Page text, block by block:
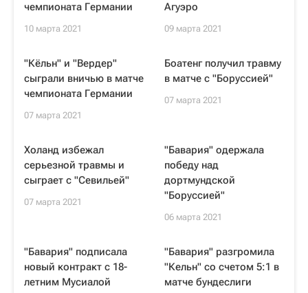
чемпионата Германии
10 марта 2021
Агуэро
09 марта 2021
"Кёльн" и "Вердер"
сыграли вничью в матче
чемпионата Германии
07 марта 2021
Боатенг получил травму
в матче с "Боруссией"
07 марта 2021
Холанд избежал
серьезной травмы и
сыграет с "Севильей"
07 марта 2021
"Бавария" одержала
победу над
дортмундской
"Боруссией"
06 марта 2021
"Бавария" подписала
новый контракт с 18-
летним Мусиалой
"Бавария" разгромила
"Кельн" со счетом 5:1 в
матче бундеслиги